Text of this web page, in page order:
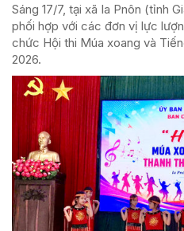
Sáng 17/7, tại xã Ia Pnôn (tỉnh
phối hợp với các đơn vị lực
chức Hội thi Múa xoang và
2026.